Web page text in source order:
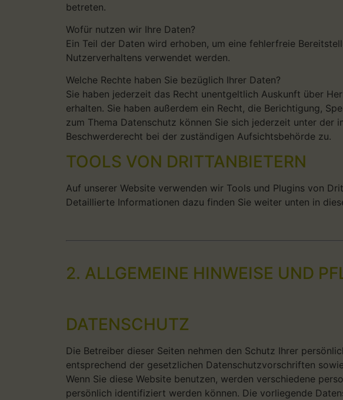
betreten.
Wofür nutzen wir Ihre Daten?
Ein Teil der Daten wird erhoben, um eine fehlerfreie
Nutzerverhaltens verwendet werden.
Welche Rechte haben Sie bezüglich Ihrer Daten?
Sie haben jederzeit das Recht unentgeltlich Auskunft über
erhalten. Sie haben außerdem ein Recht, die Berichtigung,
zum Thema Datenschutz können Sie sich jederzeit unter der
Beschwerderecht bei der zuständigen Aufsichtsbehörde zu.
TOOLS VON DRITTANBIETERN
Auf unserer Website verwenden wir Tools und Plugins von
Detaillierte Informationen dazu finden Sie weiter unten in
2. ALLGEMEINE HINWEISE UND
DATENSCHUTZ
Die Betreiber dieser Seiten nehmen den Schutz Ihrer
entsprechend der gesetzlichen Datenschutzvorschriften
Wenn Sie diese Website benutzen, werden verschiedene
persönlich identifiziert werden können. Die vorliegende